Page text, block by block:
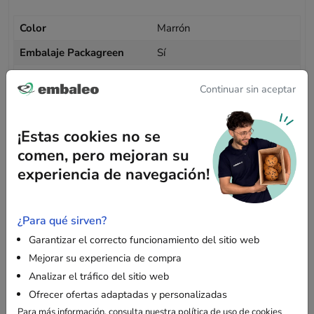
Color
Marrón
Embalaje Packagreen
Sí
Información palet
Descripción
Continuar sin aceptar
¡Estas cookies no se
comen, pero mejoran su
experiencia de navegación!
¿Para qué sirven?
Garantizar el correcto funcionamiento del sitio web
Mejorar su experiencia de compra
Analizar el tráfico del sitio web
Ofrecer ofertas adaptadas y personalizadas